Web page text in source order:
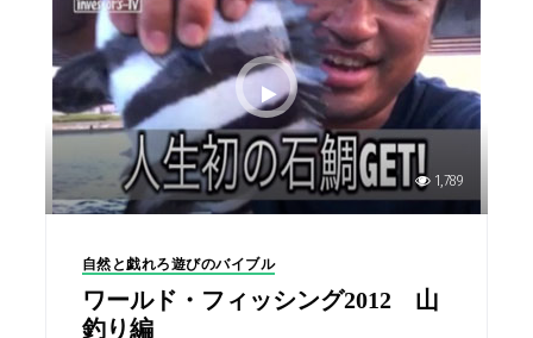
1,789
自然と戯れろ遊びのバイブル
ワールド・フィッシング2012 山
釣り編